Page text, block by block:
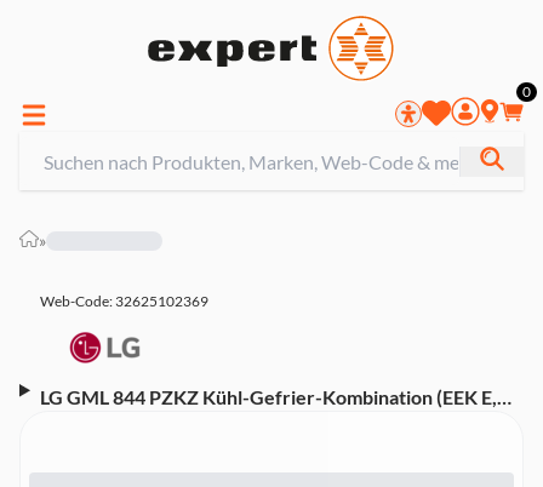
0
»
Web-Code: 32625102369
LG GML 844 PZKZ Kühl-Gefrier-Kombination (EEK E,